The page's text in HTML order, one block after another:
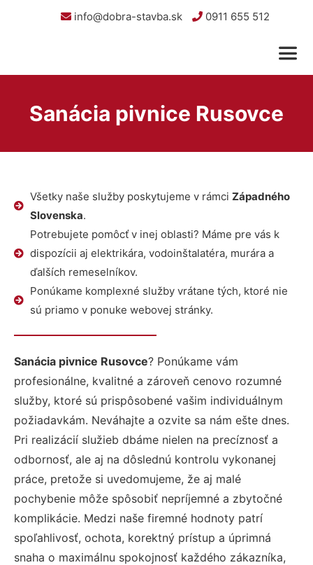
info@dobra-stavba.sk 0911 655 512
Sanácia pivnice Rusovce
Všetky naše služby poskytujeme v rámci Západného
Slovenska.
Potrebujete pomôcť v inej oblasti? Máme pre vás k
dispozícii aj elektrikára, vodoinštalatéra, murára a
ďalších remeselníkov.
Ponúkame komplexné služby vrátane tých, ktoré nie
sú priamo v ponuke webovej stránky.
Sanácia pivnice Rusovce? Ponúkame vám
profesionálne, kvalitné a zároveň cenovo rozumné
služby, ktoré sú prispôsobené vašim individuálnym
požiadavkám. Neváhajte a ozvite sa nám ešte dnes.
Pri realizácií služieb dbáme nielen na precíznosť a
odbornosť, ale aj na dôslednú kontrolu vykonanej
práce, pretože si uvedomujeme, že aj malé
pochybenie môže spôsobiť nepríjemné a zbytočné
komplikácie. Medzi naše firemné hodnoty patrí
spoľahlivosť, ochota, korektný prístup a úprimná
snaha o maximálnu spokojnosť každého zákazníka,